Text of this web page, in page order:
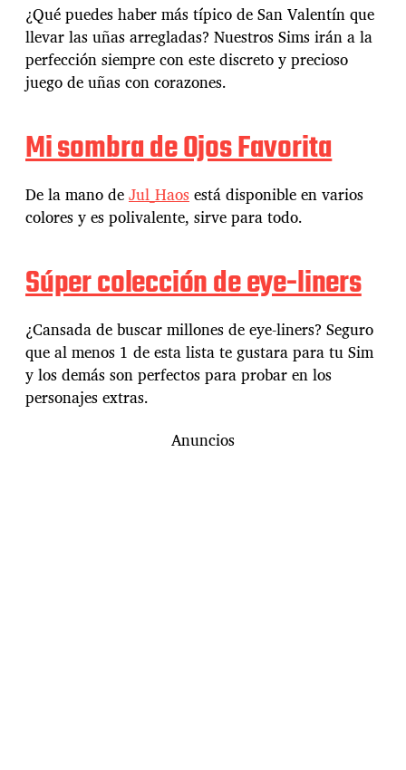
¿Qué puedes haber más típico de San Valentín que
llevar las uñas arregladas? Nuestros Sims irán a la
perfección siempre con este discreto y precioso
juego de uñas con corazones.
Mi sombra de Ojos Favorita
De la mano deJul_Haosestá disponible en varios
colores y es polivalente, sirve para todo.
Súper colección de eye-liners
¿Cansada de buscar millones de eye-liners? Seguro
que al menos 1 de esta lista te gustara para tu Sim
y los demás son perfectos para probar en los
personajes extras.
Anuncios